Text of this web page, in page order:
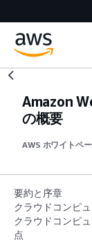
Amazon
の概要
AWS ホワイトペ
要約と序章
クラウドコンピ
クラウドコンピ
点